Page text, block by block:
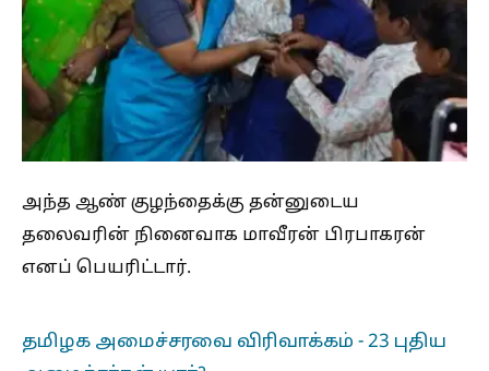
அந்த ஆண் குழந்தைக்கு தன்னுடைய
தலைவரின் நினைவாக மாவீரன் பிரபாகரன்
எனப் பெயரிட்டார்.
தமிழக அமைச்சரவை விரிவாக்கம் - 23 புதிய